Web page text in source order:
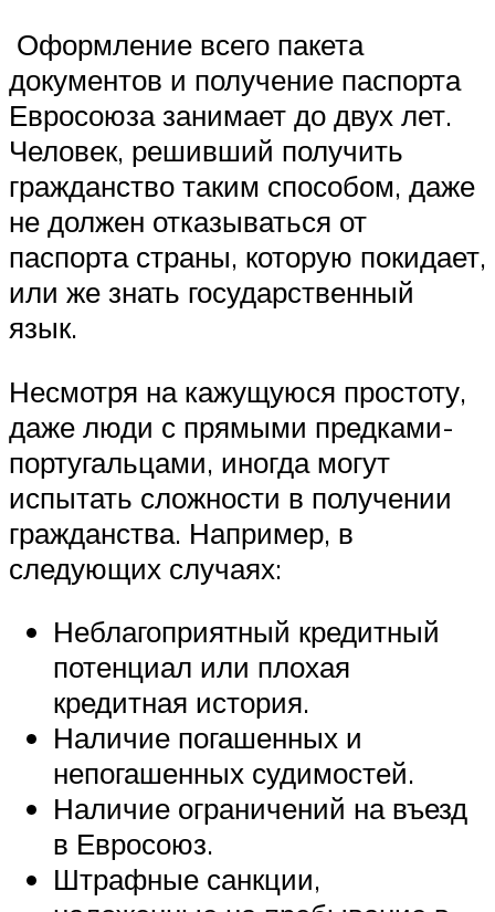
Оформление всего пакета
документов и получение паспорта
Евросоюза занимает до двух лет.
Человек, решивший получить
гражданство таким способом, даже
не должен отказываться от
паспорта страны, которую покидает,
или же знать государственный
язык.
Несмотря на кажущуюся простоту,
даже люди с прямыми предками-
португальцами, иногда могут
испытать сложности в получении
гражданства. Например, в
следующих случаях:
Неблагоприятный кредитный
потенциал или плохая
кредитная история.
Наличие погашенных и
непогашенных судимостей.
Наличие ограничений на въезд
в Евросоюз.
Штрафные санкции,